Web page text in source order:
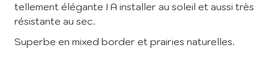
tellement élégante ! A installer au soleil et aussi très
résistante au sec.
Superbe en mixed border et prairies naturelles.
Inscription à la Newsletter